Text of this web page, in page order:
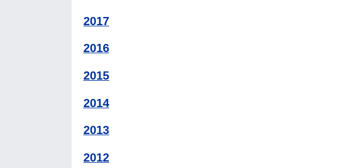
2017
2016
2015
2014
2013
2012